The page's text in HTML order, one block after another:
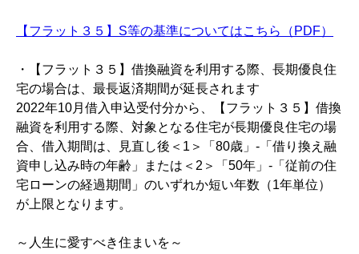
【フラット３５】S等の基準についてはこちら（PDF）
・【フラット３５】借換融資を利用する際、長期優良住
宅の場合は、最長返済期間が延長されます
2022年10月借入申込受付分から、【フラット３５】借換
融資を利用する際、対象となる住宅が長期優良住宅の場
合、借入期間は、見直し後＜1＞「80歳」-「借り換え融
資申し込み時の年齢」または＜2＞「50年」-「従前の住
宅ローンの経過期間」のいずれか短い年数（1年単位）
が上限となります。
～人生に愛すべき住まいを～